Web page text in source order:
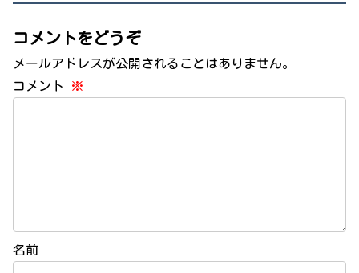
コメントをどうぞ
メールアドレスが公開されることはありません。
コメント
※
名前